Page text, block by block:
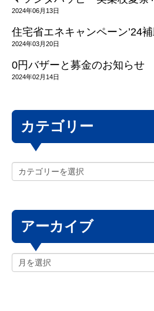
2024年06月13日
住宅省エネキャンペーン’24
2024年03月20日
0円バザーと募金のお知らせ
2024年02月14日
カテゴリー
アーカイブ